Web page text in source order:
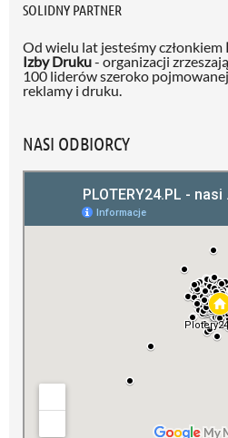
SOLIDNY PARTNER
Od wielu lat jesteśmy członkiem
Izby Druku- organizacji
100 liderów szeroko
reklamy i druku.
NASI ODBIORCY